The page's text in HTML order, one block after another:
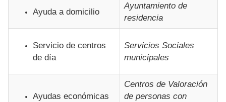
Ayuda a domicilio
Ayuntamiento de
residencia
Servicio de centros
de día
Servicios Sociales
municipales
Ayudas económicas
Centros de Valoración
de personas con